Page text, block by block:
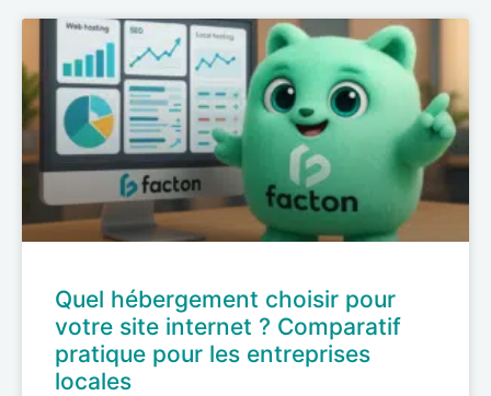
Quel hébergement choisir pour
votre site internet ? Comparatif
pratique pour les entreprises
locales